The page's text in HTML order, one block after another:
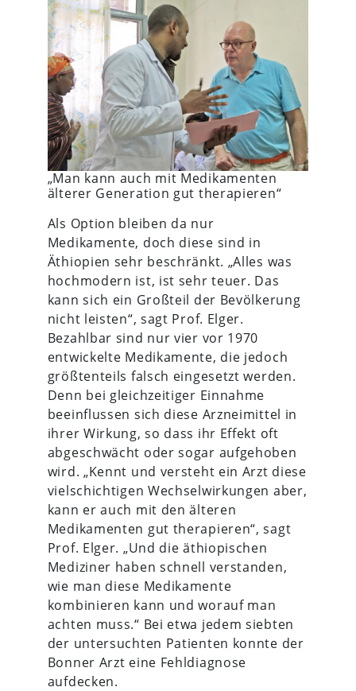
„Man kann auch mit Medikamenten
älterer Generation gut therapieren“
Als Option bleiben da nur
Medikamente, doch diese sind in
Äthiopien sehr beschränkt. „Alles was
hochmodern ist, ist sehr teuer. Das
kann sich ein Großteil der Bevölkerung
nicht leisten“, sagt Prof. Elger.
Bezahlbar sind nur vier vor 1970
entwickelte Medikamente, die jedoch
größtenteils falsch eingesetzt werden.
Denn bei gleichzeitiger Einnahme
beeinflussen sich diese Arzneimittel in
ihrer Wirkung, so dass ihr Effekt oft
abgeschwächt oder sogar aufgehoben
wird. „Kennt und versteht ein Arzt diese
vielschichtigen Wechselwirkungen aber,
kann er auch mit den älteren
Medikamenten gut therapieren“, sagt
Prof. Elger. „Und die äthiopischen
Mediziner haben schnell verstanden,
wie man diese Medikamente
kombinieren kann und worauf man
achten muss.“ Bei etwa jedem siebten
der untersuchten Patienten konnte der
Bonner Arzt eine Fehldiagnose
aufdecken.